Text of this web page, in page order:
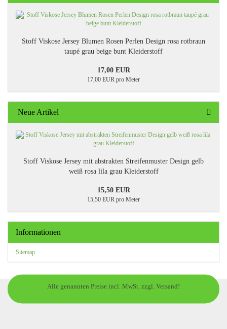
Stoff Viskose Jersey Blumen Rosen Perlen Design rosa rotbraun
taupé grau beige bunt Kleiderstoff
17,00 EUR
17,00 EUR pro Meter
Neue Artikel
Stoff Viskose Jersey mit abstrakten Streifenmuster Design gelb
weiß rosa lila grau Kleiderstoff
15,50 EUR
15,50 EUR pro Meter
Informationen
Sitemap
Alle genannten Preise incl. MwSt. zzgl. Versand!